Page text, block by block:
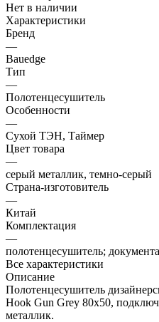
Нет в наличии
Характеристики
Бренд
—
Bauedge
Тип
—
Полотенцесушитель
Особенности
—
Сухой ТЭН, Таймер
Цвет товара
—
серый металлик, темно-серый
Страна-изготовитель
—
Китай
Комплектация
—
полотенцесушитель;
Все характеристики
Описание
Полотенцесушитель
Hook Gun Grey 80х50,
металлик.